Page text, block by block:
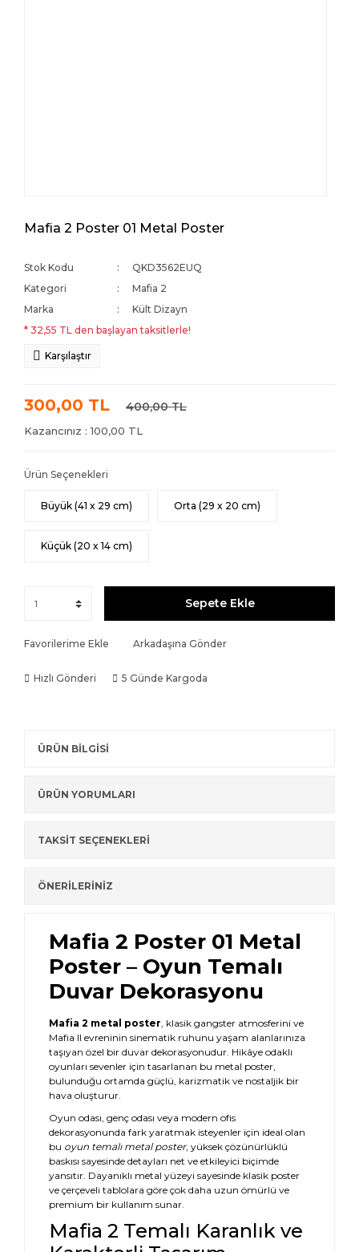
Mafia 2 Poster 01 Metal Poster
Stok Kodu
QKD3562EUQ
Kategori
Mafia 2
Marka
Kült Dizayn
* 32,55 TL den başlayan taksitlerle!
Karşılaştır
300,00 TL 400,00 TL
Kazancınız : 100,00 TL
Ürün Seçenekleri
Büyük (41 x 29 cm) Orta (29 x 20 cm)
Küçük (20 x 14 cm)
Sepete Ekle
Favorilerime Ekle Arkadaşına Gönder
Hızlı Gönderi 5 Günde Kargoda
ÜRÜN BİLGİSİ
ÜRÜN YORUMLARI
TAKSİT SEÇENEKLERİ
ÖNERİLERİNİZ
Mafia 2 Poster 01 Metal
Poster – Oyun Temalı
Duvar Dekorasyonu
Mafia 2 metal poster, klasik gangster atmosferini ve
Mafia II evreninin sinematik ruhunu yaşam alanlarınıza
taşıyan özel bir duvar dekorasyonudur. Hikâye odaklı
oyunları sevenler için tasarlanan bu metal poster,
bulunduğu ortamda güçlü, karizmatik ve nostaljik bir
hava oluşturur.
Oyun odası, genç odası veya modern ofis
dekorasyonunda fark yaratmak isteyenler için ideal olan
bu oyun temalı metal poster, yüksek çözünürlüklü
baskısı sayesinde detayları net ve etkileyici biçimde
yansıtır. Dayanıklı metal yüzeyi sayesinde klasik poster
ve çerçeveli tablolara göre çok daha uzun ömürlü ve
premium bir kullanım sunar.
Mafia 2 Temalı Karanlık ve